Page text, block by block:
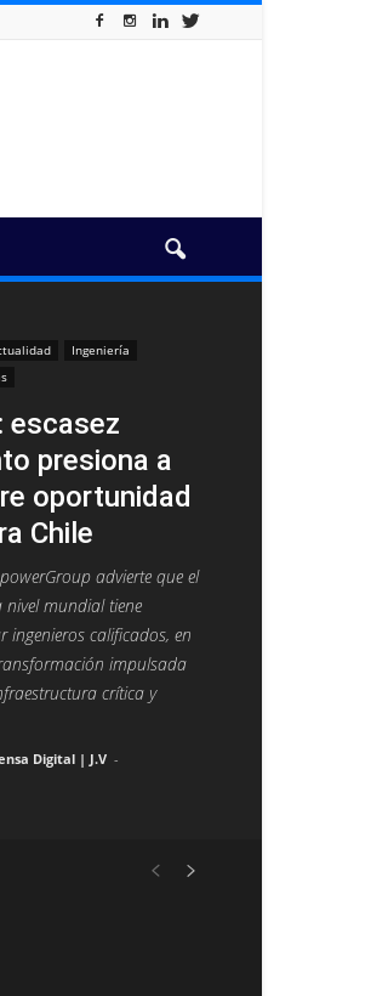
Ingeniería
escasez
presiona a
oportunidad
Chile
advierte que el
nivel mundial tiene
calificados, en
impulsada
crítica y
Digital | J.V -